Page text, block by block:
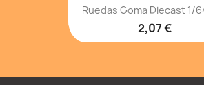
Ruedas Goma Diecast 1/
2,07 €